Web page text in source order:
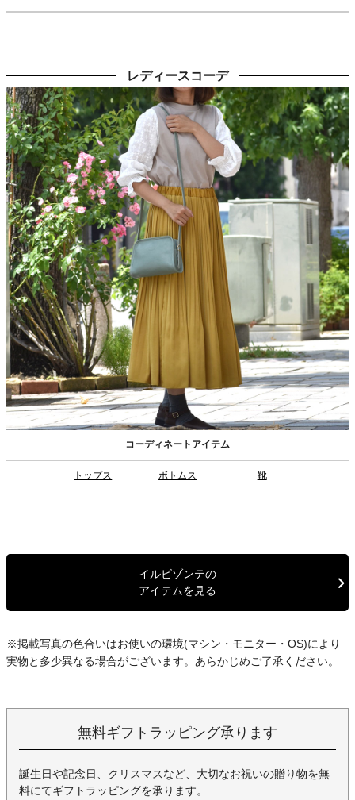
テ。
合いや色味に違いが生じる可能性がございます。 予めご了承くださ
い。
※当店は正規取扱店です。安心してお買い求め下さい。
レディースコーデ
コーディネートアイテム
トップス ボトムス 靴
イルビゾンテの
アイテムを見る
※掲載写真の色合いはお使いの環境(マシン・モニター・OS)により
実物と多少異なる場合がございます。あらかじめご了承ください。
無料ギフトラッピング承ります
誕生日や記念日、クリスマスなど、大切なお祝いの贈り物を無
料にてギフトラッピングを承ります。